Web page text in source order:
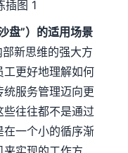
”）的适用场景
新思维的强大方
更好地理解如何
服务管理迈向更
往往都不是通过
一个小的循序渐